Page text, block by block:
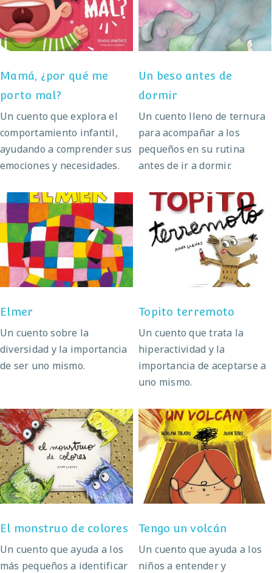
porto mal?
Mamá, ¿por qué me
porto mal?
Un cuento que explora el
comportamiento infantil,
ayudando a comprender sus
emociones y necesidades.
dormir
Un beso antes de
dormir
Un cuento lleno de ternura
para acompañar a los
pequeños en su rutina
antes de ir a dormir.
Elmer
Elmer
Un cuento sobre la
diversidad y la importancia
de ser uno mismo.
Topito terremoto
Topito terremoto
Un cuento que trata la
hiperactividad y la
importancia de aceptarse a
uno mismo.
El monstruo de
colores
El monstruo de colores
Un cuento que ayuda a los
más pequeños a identificar
Tengo un volcán
Tengo un volcán
Un cuento que ayuda a los
niños a entender y